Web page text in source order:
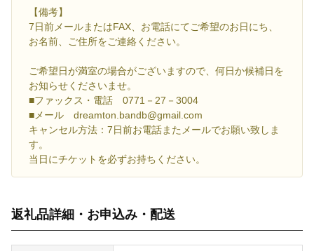
【備考】
7日前メールまたはFAX、お電話にてご希望のお日にち、
お名前、ご住所をご連絡ください。
ご希望日が満室の場合がございますので、何日か候補日を
お知らせくださいませ。
■ファックス・電話 0771－27－3004
■メール dreamton.bandb@gmail.com
キャンセル方法：7日前お電話またメールでお願い致しま
す。
当日にチケットを必ずお持ちください。
返礼品詳細・お申込み・配送